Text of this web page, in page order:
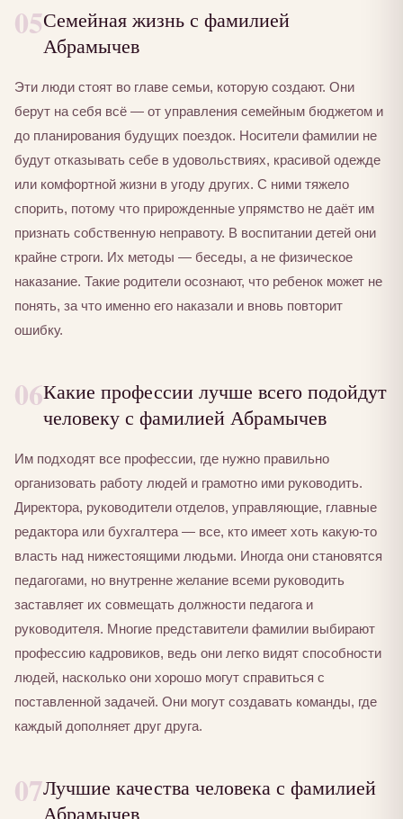
05Семейная жизнь с фамилией
Абрамычев
Эти люди стоят во главе семьи, которую создают. Они
берут на себя всё — от управления семейным бюджетом и
до планирования будущих поездок. Носители фамилии не
будут отказывать себе в удовольствиях, красивой одежде
или комфортной жизни в угоду других. С ними тяжело
спорить, потому что прирожденные упрямство не даёт им
признать собственную неправоту. В воспитании детей они
крайне строги. Их методы — беседы, а не физическое
наказание. Такие родители осознают, что ребенок может не
понять, за что именно его наказали и вновь повторит
ошибку.
06Какие профессии лучше всего подойдут
человеку с фамилией Абрамычев
Им подходят все профессии, где нужно правильно
организовать работу людей и грамотно ими руководить.
Директора, руководители отделов, управляющие, главные
редактора или бухгалтера — все, кто имеет хоть какую-то
власть над нижестоящими людьми. Иногда они становятся
педагогами, но внутренне желание всеми руководить
заставляет их совмещать должности педагога и
руководителя. Многие представители фамилии выбирают
профессию кадровиков, ведь они легко видят способности
людей, насколько они хорошо могут справиться с
поставленной задачей. Они могут создавать команды, где
каждый дополняет друг друга.
07Лучшие качества человека с фамилией
Абрамычев